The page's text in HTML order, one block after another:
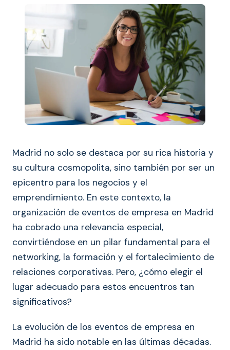
Madrid no solo se destaca por su rica historia y
su cultura cosmopolita, sino también por ser un
epicentro para los negocios y el
emprendimiento. En este contexto, la
organización de eventos de empresa en Madrid
ha cobrado una relevancia especial,
convirtiéndose en un pilar fundamental para el
networking, la formación y el fortalecimiento de
relaciones corporativas. Pero, ¿cómo elegir el
lugar adecuado para estos encuentros tan
significativos?
La evolución de los eventos de empresa en
Madrid ha sido notable en las últimas décadas.